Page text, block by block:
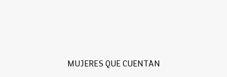
MUJERES QUE CUENTAN